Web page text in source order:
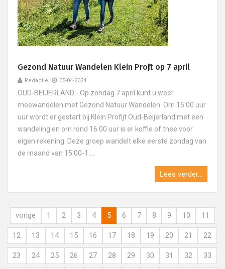
Gezond Natuur Wandelen Klein Profijt op 7 april
Redactie 05-04-2024
OUD-BEIJERLAND - Op zondag 7 april kunt u weer
meewandelen met Gezond Natuur Wandelen. Om 15.00 uur
uur wordt er gestart bij Klein Profijt Oud-Beijerland met een
wandeling en om rond 16.00 uur is er koffie of thee voor
eigen rekening. Deze groep wandelt elke eerste zondag van
de maand van 15.00-1....
Lees verder...
vorige 1 2 3 4 5 6 7 8 9 10 11
12 13 14 15 16 17 18 19 20 21 22
23 24 25 26 27 28 29 30 31 32 33